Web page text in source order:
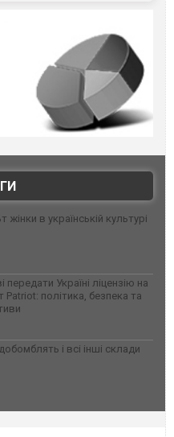
жінки в українській культурі
Україні ліцензію на
політика, безпека та
і всі інші склади